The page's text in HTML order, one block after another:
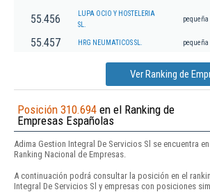
55.456
LUPA OCIO Y HOSTELERIA
SL.
pequeña
55.457 HRG NEUMATICOS SL. pequeña
Ver Ranking de
Posición 310.694 en el Ranking de
Empresas Españolas
Adima Gestion Integral De Servicios Sl se encuentra
Ranking Nacional de Empresas.
A continuación podrá consultar la posición en el
Integral De Servicios Sl y empresas con posiciones